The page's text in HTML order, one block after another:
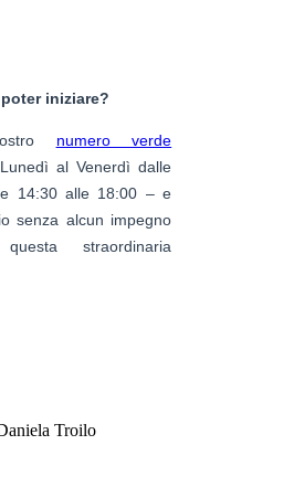
iniziare?
numero verde
al Venerdì dalle
14:30 alle 18:00 – e
senza alcun impegno
straordinaria
Troilo